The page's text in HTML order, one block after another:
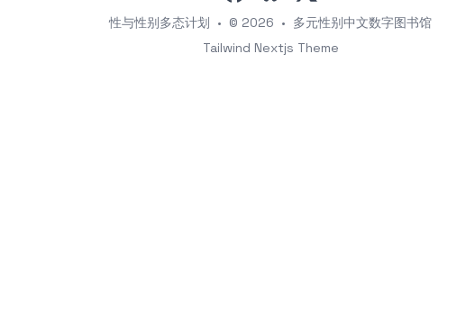
性与性别多态计划 • © 2026 • 多元性别中文数字图书馆
Tailwind Nextjs Theme